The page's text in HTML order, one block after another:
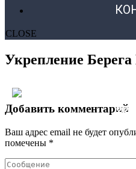
CLOSE
Укрепление Берега
Добавить комментарий
Ваш адрес email не будет
помечены *